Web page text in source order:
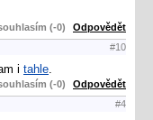
(-0) Odpovědět
#10
i tahle
(-0) Odpovědět
#4